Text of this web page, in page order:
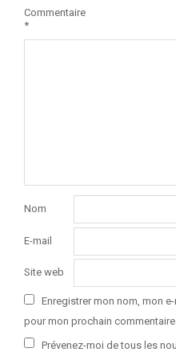
Commentaire
*
Nom
E-mail
Site web
Enregistrer mon nom, mon
pour mon prochain commentaire.
Prévenez-moi de tous les